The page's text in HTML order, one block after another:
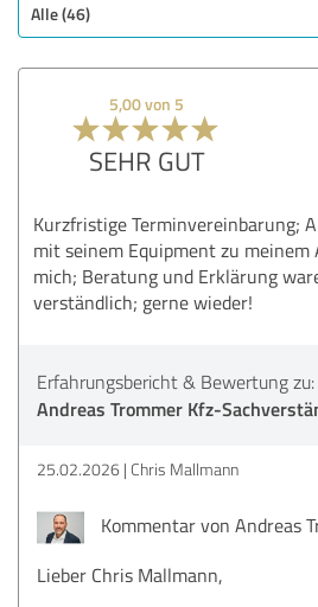
Alle (46)
5,00 von 5
SEHR GUT
Kurzfristige Terminvereinbarung;
mit seinem Equipment zu
mich; Beratung und Erklärung
verständlich; gerne wieder!
Erfahrungsbericht & Bewertung zu:
Andreas Trommer Kfz-
25.02.2026 Chris Mallmann
Kommentar von Andreas
Lieber Chris Mallmann,